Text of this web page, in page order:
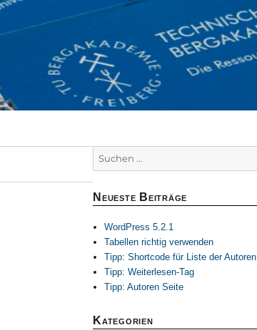
Suchen
Neueste Beiträge
WordPress 5.2.1
Tabellen richtig verwenden
Tipp: Shortcode für Liste der Autoren
Tipp: Weiterlesen-Tag
Tipp: Autoren Seite
Kategorien